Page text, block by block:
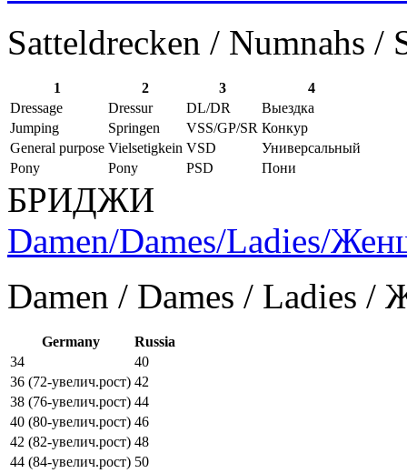
Satteldrecken / Numnahs /
1 2 3
4
Dressage
Dressur DL/DR
Выездка
Jumping
Springen VSS/GP/SR Конкур
General purpose Vielsetigkein VSD
Универсальный
Pony
Pony PSD Пони
БРИДЖИ
Damen/Dames/Ladies/
Damen / Dames / Ladies
Germany
Russia
34
40
36 (72-увелич.рост) 42
38 (76-увелич.рост) 44
40 (80-увелич.рост) 46
42 (82-увелич.рост) 48
44 (84-увелич.рост) 50